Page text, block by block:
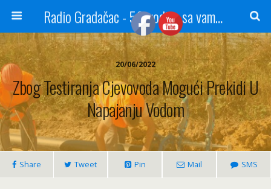
Radio Gradačac - 56 godina sa vama...
20/06/2022
Zbog Testiranja Cjevovoda Mogući Prekidi U
Napajanju Vodom
Share Tweet Pin Mail SMS